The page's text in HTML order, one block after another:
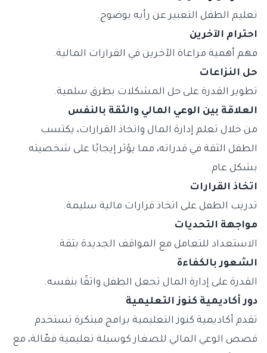
تعليم الطفل التعبير عن رأيه بوضوح.
احترام الآخرين
فهم أهمية مراعاة الآخرين في القرارات المالية.
حل النزاعات
تطوير القدرة على حل المشكلات بطرق سلمية.
العلاقة بين الوعي المالي والثقة بالنفس
من خلال تعلم إدارة المال واتخاذ القرارات، يكتسب
الطفل الثقة في قدراته، مما يؤثر إيجابًا على شخصيته
بشكل عام.
اتخاذ القرارات
تدريب الطفل على اتخاذ قرارات مالية سليمة.
مواجهة التحديات
الاستعداد للتعامل مع المواقف الجديدة بثقة.
الشعور بالكفاءة
القدرة على إدارة المال تجعل الطفل واثقًا بنفسه.
دور أكاديمية كنوز التعليمية
تقدم أكاديمية كنوز التعليمية برامج مبتكرة تستخدم
قصص الوعي المالي للصغار كوسيلة تعليمية فعّالة، مع